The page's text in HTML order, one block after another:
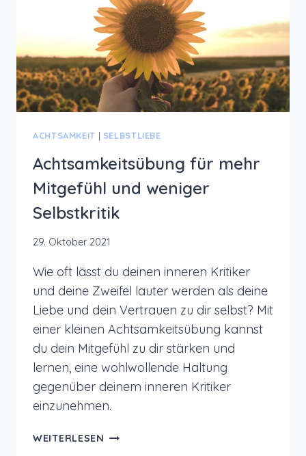
ACHTSAMKEIT | SELBSTLIEBE
Achtsamkeitsübung für mehr
Mitgefühl und weniger
Selbstkritik
29. Oktober 2021
Wie oft lässt du deinen inneren Kritiker
und deine Zweifel lauter werden als deine
Liebe und dein Vertrauen zu dir selbst? Mit
einer kleinen Achtsamkeitsübung kannst
du dein Mitgefühl zu dir stärken und
lernen, eine wohlwollende Haltung
gegenüber deinem inneren Kritiker
einzunehmen.
WEITERLESEN ACHTSAMKEITSÜBUNG